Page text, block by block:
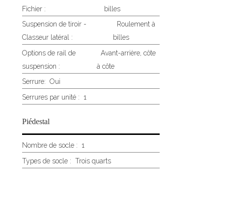
Fichier :
billes
Suspension de tiroir -
Classeur latéral :
Roulement à
billes
Options de rail de
suspension :
Avant-arrière, côte
à côte
Serrure: Oui
Serrures par unité : 1
Piédestal
Nombre de socle : 1
Types de socle : Trois quarts